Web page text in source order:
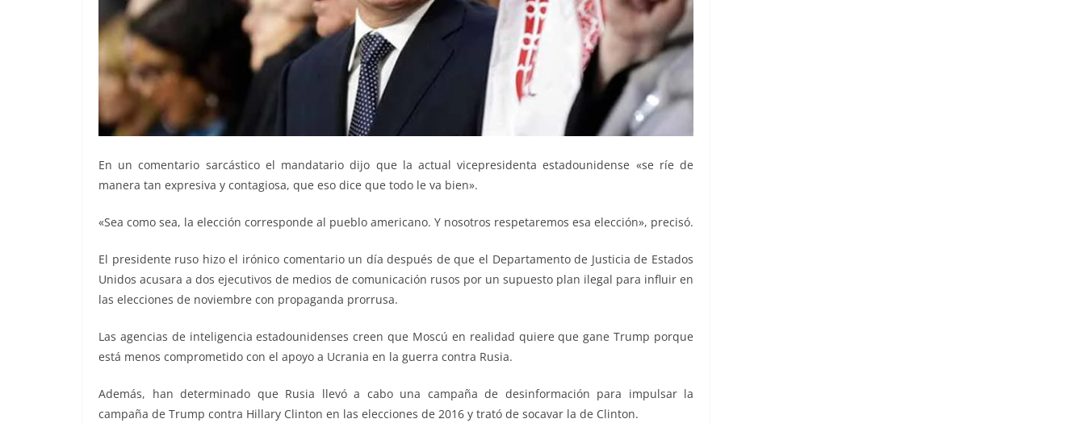
En un comentario sarcástico el mandatario dijo que la actual vicepresidenta estadounidense «se ríe de
manera tan expresiva y contagiosa, que eso dice que todo le va bien».
«Sea como sea, la elección corresponde al pueblo americano. Y nosotros respetaremos esa elección», precisó.
El presidente ruso hizo el irónico comentario un día después de que el Departamento de Justicia de Estados
Unidos acusara a dos ejecutivos de medios de comunicación rusos por un supuesto plan ilegal para influir en
las elecciones de noviembre con propaganda prorrusa.
Las agencias de inteligencia estadounidenses creen que Moscú en realidad quiere que gane Trump porque
está menos comprometido con el apoyo a Ucrania en la guerra contra Rusia.
Además, han determinado que Rusia llevó a cabo una campaña de desinformación para impulsar la
campaña de Trump contra Hillary Clinton en las elecciones de 2016 y trató de socavar la de Clinton.